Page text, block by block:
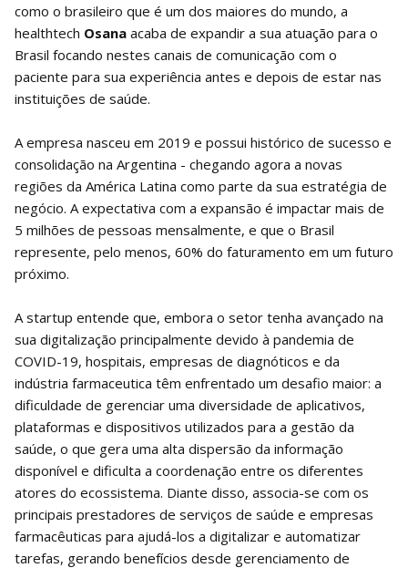
como o brasileiro que é um dos maiores do mundo, a
healthtech Osana acaba de expandir a sua atuação para o
Brasil focando nestes canais de comunicação com o
paciente para sua experiência antes e depois de estar nas
instituições de saúde.
A empresa nasceu em 2019 e possui histórico de sucesso e
consolidação na Argentina - chegando agora a novas
regiões da América Latina como parte da sua estratégia de
negócio. A expectativa com a expansão é impactar mais de
5 milhões de pessoas mensalmente, e que o Brasil
represente, pelo menos, 60% do faturamento em um futuro
próximo.
A startup entende que, embora o setor tenha avançado na
sua digitalização principalmente devido à pandemia de
COVID-19, hospitais, empresas de diagnóticos e da
indústria farmaceutica têm enfrentado um desafio maior: a
dificuldade de gerenciar uma diversidade de aplicativos,
plataformas e dispositivos utilizados para a gestão da
saúde, o que gera uma alta dispersão da informação
disponível e dificulta a coordenação entre os diferentes
atores do ecossistema. Diante disso, associa-se com os
principais prestadores de serviços de saúde e empresas
farmacêuticas para ajudá-los a digitalizar e automatizar
tarefas, gerando benefícios desde gerenciamento de